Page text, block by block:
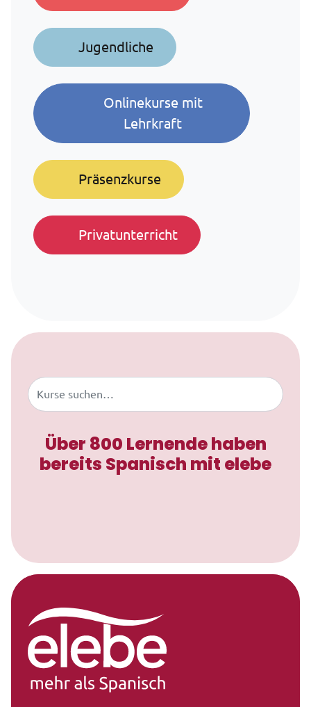
Jugendliche
Onlinekurse mit
Lehrkraft
Präsenzkurse
Privatunterricht
Zum Inhalt springen
Buscar
Über 800 Lernende haben
bereits Spanisch mit elebe